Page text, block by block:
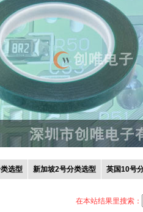
选型 新加坡2号分类选型 英国10号
在本站结果里搜索：